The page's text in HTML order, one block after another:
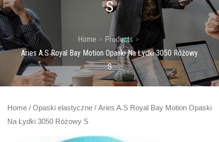
S
Home
Products
Aries A.S Royal Bay Motion Opaski Na Łydki 3050 Różowy
S
Home / Opaski elastyczne / Aries A.S Royal Bay Motion Opaski
Na Łydki 3050 Różowy S